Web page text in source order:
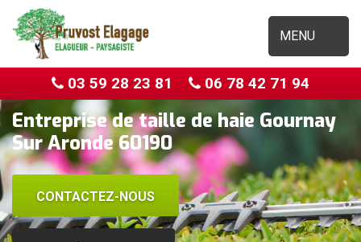
MENU
03 59 28 23 81 06 78 42 71 94
Entreprise de taille de haie Gournay
Sur Aronde 60190
CONTACTEZ-NOUS